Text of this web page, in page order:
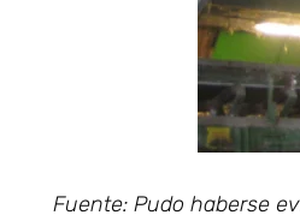
Fuente: Pudo haberse